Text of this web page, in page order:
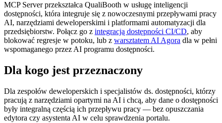
MCP Server przekształca QualiBooth w usługę inteligencji
dostępności, która integruje się z nowoczesnymi przepływami pracy
AI, narzędziami deweloperskimi i platformami automatyzacji dla
przedsiębiorstw. Połącz go z integracją dostępności CI/CD, aby
blokować regresje w potoku, lub z warsztatem AI Agora dla w pełni
wspomaganego przez AI programu dostępności.
Dla kogo jest przeznaczony
Dla zespołów deweloperskich i specjalistów ds. dostępności, którzy
pracują z narzędziami opartymi na AI i chcą, aby dane o dostępności
były integralną częścią ich przepływu pracy — bez opuszczania
edytora czy asystenta AI w celu sprawdzenia portalu.